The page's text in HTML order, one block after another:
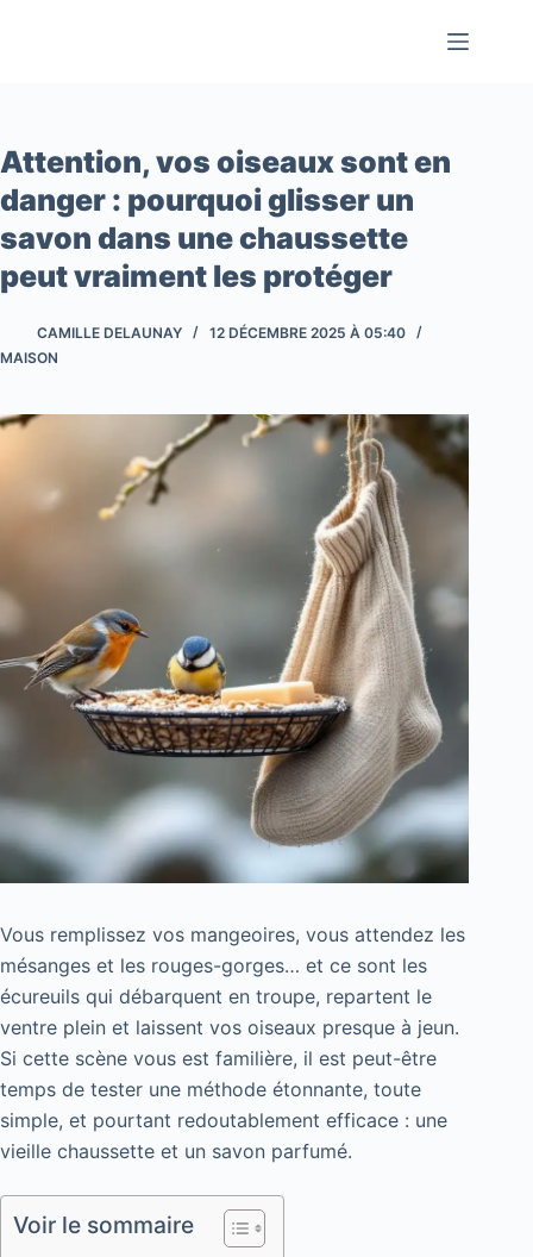
Attention, vos oiseaux sont en
danger : pourquoi glisser un
savon dans une chaussette
peut vraiment les protéger
CAMILLE DELAUNAY
12 DÉCEMBRE 2025 À 05:40
MAISON
Vous remplissez vos mangeoires, vous attendez les
mésanges et les rouges-gorges… et ce sont les
écureuils qui débarquent en troupe, repartent le
ventre plein et laissent vos oiseaux presque à jeun.
Si cette scène vous est familière, il est peut-être
temps de tester une méthode étonnante, toute
simple, et pourtant redoutablement efficace : une
vieille chaussette et un savon parfumé.
Voir le sommaire